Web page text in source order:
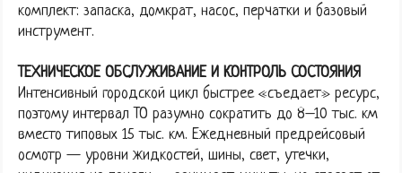
комплект: запаска, домкрат, насос, перчатки и базовый
инструмент.
ТЕХНИЧЕСКОЕ ОБСЛУЖИВАНИЕ И КОНТРОЛЬ СОСТОЯНИЯ
Интенсивный городской цикл быстрее «съедает» ресурс,
поэтому интервал ТО разумно сократить до 8–10 тыс. км
вместо типовых 15 тыс. км. Ежедневный предрейсовый
осмотр — уровни жидкостей, шины, свет, утечки,